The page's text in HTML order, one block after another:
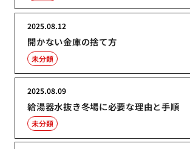
開かない金庫の捨て方
2025.08.12
未分類
給湯器水抜き冬場に必要な理由と手順
2025.08.09
未分類